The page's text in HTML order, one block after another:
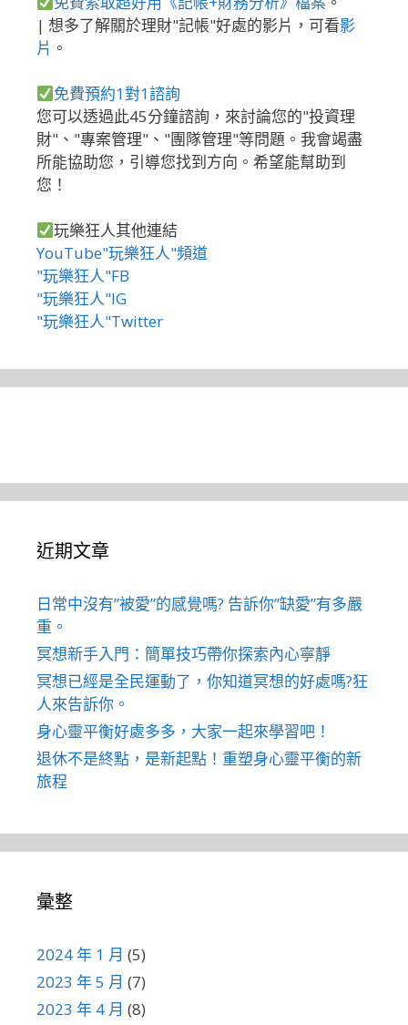
| 想多了解關於理財"記帳"好處的影片，可看影
片 。
免費預約1對1諮詢
您可以透過此45分鐘諮詢，來討論您的"投資理
財"、"專案管理"、"團隊管理"等問題。我會竭盡
所能協助您，引導您找到方向。希望能幫助到
您！
玩樂狂人其他連結
YouTube"玩樂狂人"頻道
"玩樂狂人"FB
"玩樂狂人"IG
"玩樂狂人"Twitter
近期文章
日常中沒有”被愛”的感覺嗎? 告訴你”缺愛”有多嚴
重。
冥想新手入門：簡單技巧帶你探索內心寧靜
冥想已經是全民運動了，你知道冥想的好處嗎?狂
人來告訴你。
身心靈平衡好處多多，大家一起來學習吧！
退休不是終點，是新起點！重塑身心靈平衡的新
旅程
彙整
2024 年 1 月 (5)
2023 年 5 月 (7)
2023 年 4 月 (8)